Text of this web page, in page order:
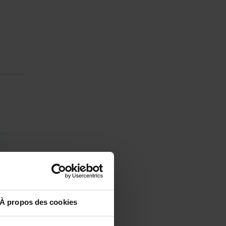
À propos des cookies